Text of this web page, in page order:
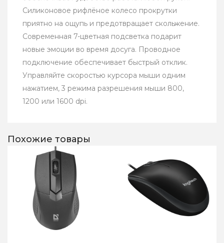
Силиконовое рифлёное колесо прокрутки
приятно на ощупь и предотвращает скольжение.
Современная 7-цветная подсветка подарит
новые эмоции во время досуга. Проводное
подключение обеспечивает быстрый отклик.
Управляйте скоростью курсора мыши одним
нажатием, 3 режима разрешения мыши 800,
1200 или 1600 dpi.
Похожие товары